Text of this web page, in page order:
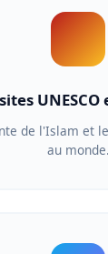
de l'Islam et
au monde.